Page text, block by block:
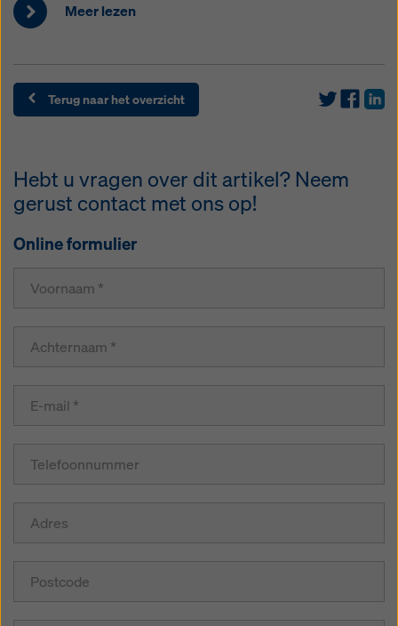
Meer lezen
Terug naar het overzicht
Hebt u vragen over dit artikel? Neem
gerust contact met ons op!
Online formulier